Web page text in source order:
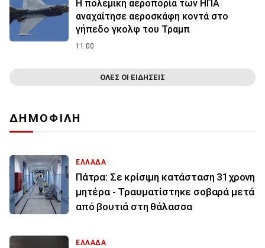
Η πολεμική αεροπορία των ΗΠΑ
αναχαίτησε αεροσκάφη κοντά στο
γήπεδο γκολφ του Τραμπ
11:00
ΟΛΕΣ ΟΙ ΕΙΔΗΣΕΙΣ
ΔΗΜΟΦΙΛΗ
ΕΛΛΑΔΑ
Πάτρα: Σε κρίσιμη κατάσταση 31χρονη
μητέρα - Τραυματίστηκε σοβαρά μετά
από βουτιά στη θάλασσα
ΕΛΛΑΔΑ